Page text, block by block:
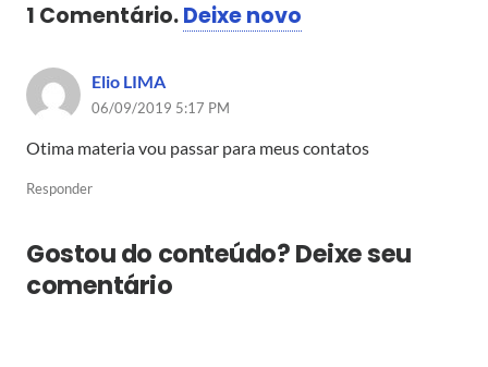
1 Comentário.Deixe novo
Elio LIMA
06/09/2019 5:17 PM
Otima materia vou passar para meus contatos
Responder
Gostou do conteúdo? Deixe seu
comentário